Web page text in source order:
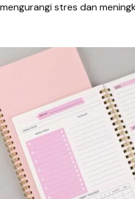
mengurangi stres dan